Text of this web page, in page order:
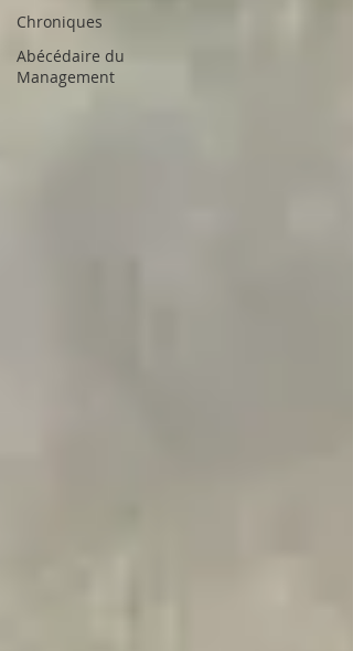
Chroniques
Abécédaire du
Management